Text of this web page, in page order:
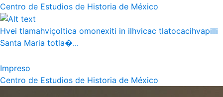
Centro de Estudios de Historia de México
Hvei tlamahviçoltica omonexiti in ilhvicac tlatocacihvapilli
Santa Maria totla�...
Impreso
Centro de Estudios de Historia de México